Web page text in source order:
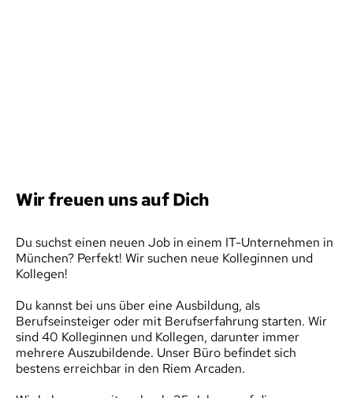
Wir freuen uns auf Dich
Du suchst einen neuen Job in einem IT-Unternehmen in
München? Perfekt! Wir suchen neue Kolleginnen und
Kollegen!
Du kannst bei uns über eine Ausbildung, als
Berufseinsteiger oder mit Berufserfahrung starten. Wir
sind 40 Kolleginnen und Kollegen, darunter immer
mehrere Auszubildende. Unser Büro befindet sich
bestens erreichbar in den Riem Arcaden.